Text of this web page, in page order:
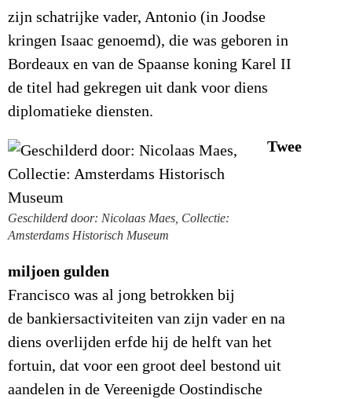
zijn schatrijke vader, Antonio (in Joodse
kringen Isaac genoemd), die was geboren in
Bordeaux en van de Spaanse koning Karel II
de titel had gekregen uit dank voor diens
diplomatieke diensten.
Geschilderd door: Nicolaas Maes, Collectie:
Amsterdams Historisch Museum
Twee
miljoen gulden
Francisco was al jong betrokken bij
de bankiersactiviteiten van zijn vader en na
diens overlijden erfde hij de helft van het
fortuin, dat voor een groot deel bestond uit
aandelen in de Vereenigde Oostindische